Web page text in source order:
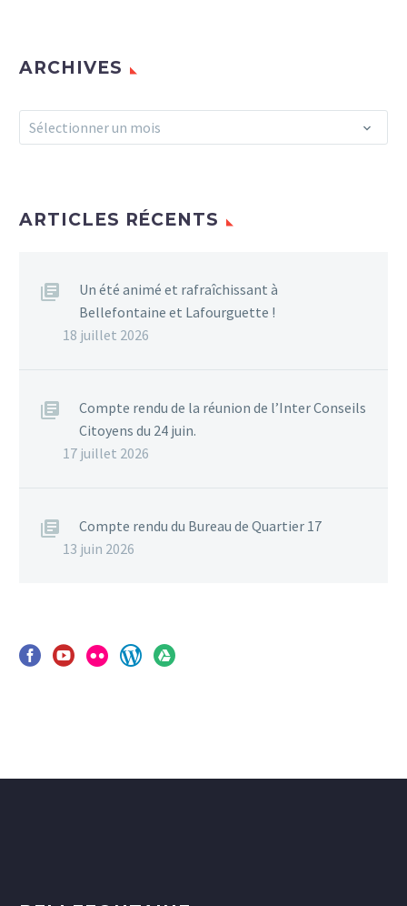
ARCHIVES
Archives
Sélectionner un mois
ARTICLES RÉCENTS
Un été animé et rafraîchissant à
Bellefontaine et Lafourguette !
18 juillet 2026
Compte rendu de la réunion de l’Inter Conseils
Citoyens du 24 juin.
17 juillet 2026
Compte rendu du Bureau de Quartier 17
13 juin 2026